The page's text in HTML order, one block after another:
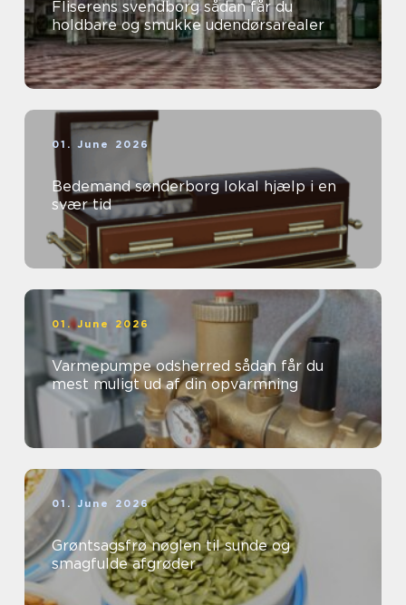
Fliserens svendborg sådan får du
holdbare og smukke udendørsarealer
01. June 2026
Bedemand sønderborg lokal hjælp i en
svær tid
01. June 2026
Varmepumpe odsherred sådan får du
mest muligt ud af din opvarmning
01. June 2026
Grøntsagsfrø nøglen til sunde og
smagfulde afgrøder